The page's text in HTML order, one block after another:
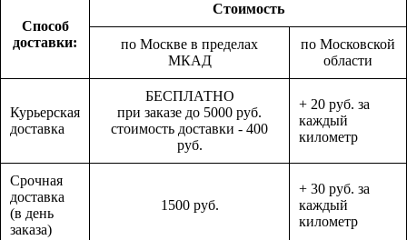
Способ
доставки:
Стоимость
по Москве в пределах
МКАД
по Московской
области
Курьерская
доставка
БЕСПЛАТНО
при заказе до 5000 руб.
стоимость доставки - 400
руб.
+ 20 руб. за
каждый
километр
Срочная
доставка
(в день
заказа)
1500 руб.
+ 30 руб. за
каждый
километр